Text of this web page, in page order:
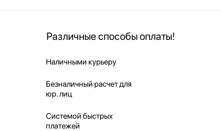
Различные способы оплаты!
Наличными курьеру
Безналичный расчет для
юр. лиц
Системой быстрых
платежей